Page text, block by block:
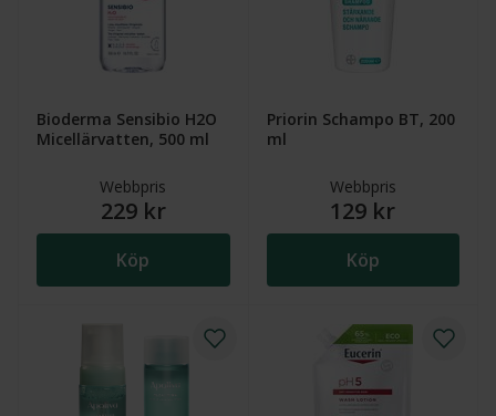
Bioderma Sensibio H2O
Micellärvatten, 500 ml
Webbpris
229 kr
Köp
Priorin Schampo BT, 200
ml
Webbpris
129 kr
Köp